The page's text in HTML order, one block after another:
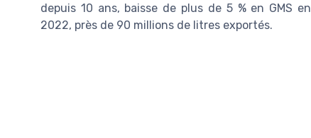
depuis 10 ans, baisse de plus de 5 % en GMS en
2022, près de 90 millions de litres exportés.